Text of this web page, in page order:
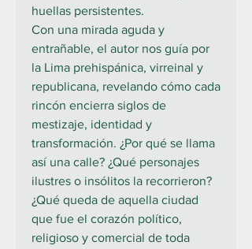
huellas persistentes.
Con una mirada aguda y
entrañable, el autor nos guía por
la Lima prehispánica, virreinal y
republicana, revelando cómo cada
rincón encierra siglos de
mestizaje, identidad y
transformación. ¿Por qué se llama
así una calle? ¿Qué personajes
ilustres o insólitos la recorrieron?
¿Qué queda de aquella ciudad
que fue el corazón político,
religioso y comercial de toda